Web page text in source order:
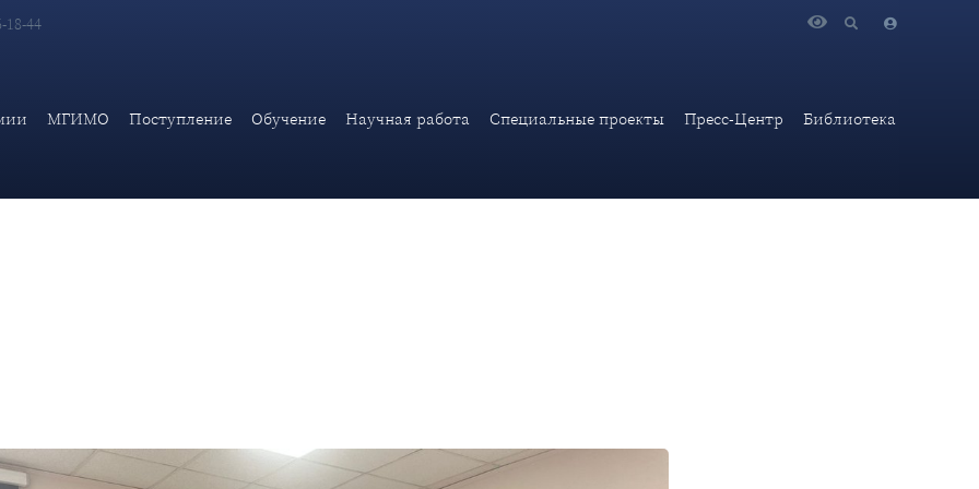
18-44
МГИМО Поступление Обучение Научная работа Специальные проекты Пресс-Центр Библиотека
and threats» на англий